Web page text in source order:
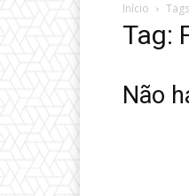
Início Tags
Tag:
Não